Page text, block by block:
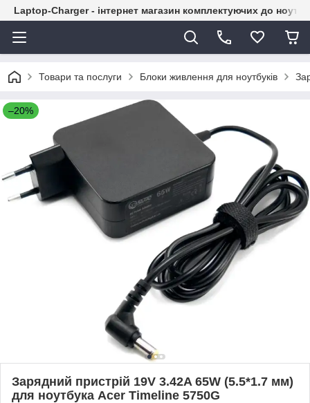
Laptop-Charger - інтернет магазин комплектуючих до
Товари та послуги Блоки живлення для ноутбуків
–20%
Зарядний пристрій 19V 3.42A 65W (5.5*1.7 мм)
для ноутбука Acer Timeline 5750G